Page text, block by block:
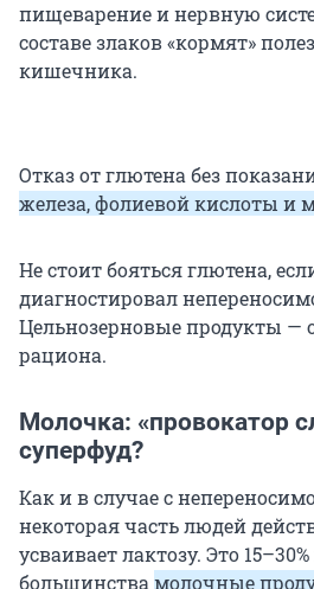
пищеварение и нервную
составе злаков «кормят»
кишечника.
Отказ от глютена без
железа, фолиевой кислоты и
Не стоит бояться глютена,
диагностировал
Цельнозерновые продукты —
рациона.
Молочка: «провокатор
суперфуд?
Как и в случае с
некоторая часть людей
усваивает лактозу. Это
большинства молочные